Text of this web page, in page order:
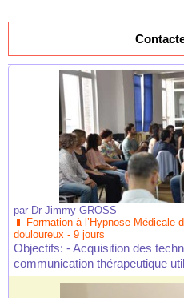
par Dr Jimmy GROSS
Formation à l’Hypnose Médicale
douloureux - 9 jours
Objectifs: - Acquisition des
communication thérapeutique